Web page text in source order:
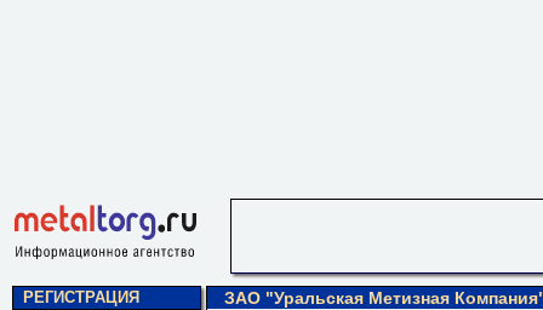
РЕГИСТРАЦИЯ
ЗАО "Уральская Метизная